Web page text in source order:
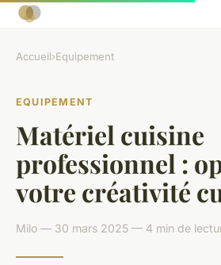
Accueil›Equipement
EQUIPEMENT
Matériel cuisine
professionnel :
votre créativité
Milo — 30 mars 2025 — 4 min de